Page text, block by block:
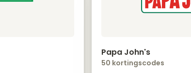
Papa John's
50 kortingscodes